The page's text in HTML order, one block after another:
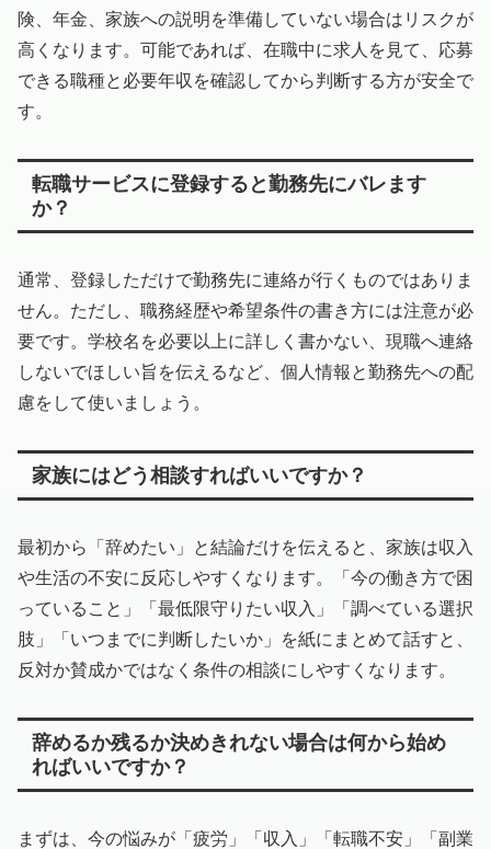
険、年金、家族への説明を準備していない場合はリスクが
高くなります。可能であれば、在職中に求人を見て、応募
できる職種と必要年収を確認してから判断する方が安全で
す。
転職サービスに登録すると勤務先にバレます
か？
通常、登録しただけで勤務先に連絡が行くものではありま
せん。ただし、職務経歴や希望条件の書き方には注意が必
要です。学校名を必要以上に詳しく書かない、現職へ連絡
しないでほしい旨を伝えるなど、個人情報と勤務先への配
慮をして使いましょう。
家族にはどう相談すればいいですか？
最初から「辞めたい」と結論だけを伝えると、家族は収入
や生活の不安に反応しやすくなります。「今の働き方で困
っていること」「最低限守りたい収入」「調べている選択
肢」「いつまでに判断したいか」を紙にまとめて話すと、
反対か賛成かではなく条件の相談にしやすくなります。
辞めるか残るか決めきれない場合は何から始め
ればいいですか？
まずは、今の悩みが「疲労」「収入」「転職不安」「副業